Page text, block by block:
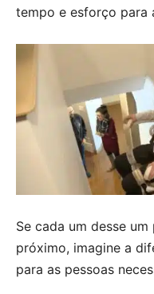
tempo e esforço para
Se cada um desse
próximo, imagine a
para as pessoas